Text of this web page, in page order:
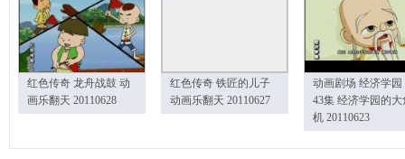
红色传奇 龙舟战鼓 动
画乐翻天 20110628
红色传奇 铁匠的儿子
动画乐翻天 20110627
动画剧场 经济学园
43集 经济学园的大
机 20110623